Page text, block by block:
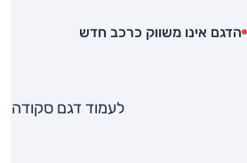
הדגם אינו משווק כרכב חדש
לעמוד דגם סקודה יטי